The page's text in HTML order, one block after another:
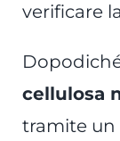
verificare
cellulosa
tramite un